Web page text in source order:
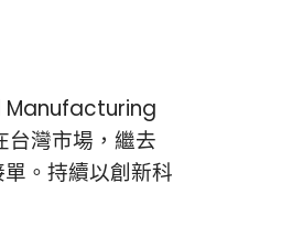
Manufacturing
灣市場，繼去
。持續以創新科